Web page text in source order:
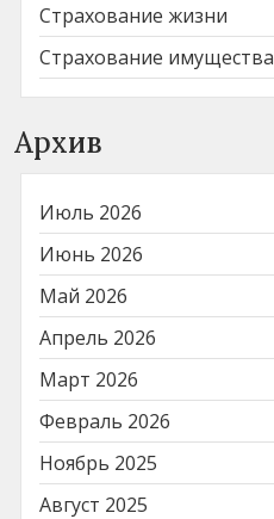
Страхование жизни
Страхование имущества
Архив
Июль 2026
Июнь 2026
Май 2026
Апрель 2026
Март 2026
Февраль 2026
Ноябрь 2025
Август 2025